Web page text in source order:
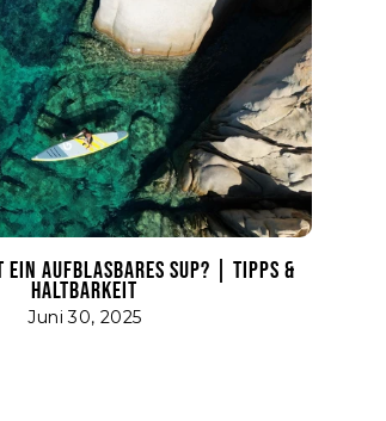
EIN AUFBLASBARES SUP? | TIPPS &
HALTBARKEIT
Juni 30, 2025